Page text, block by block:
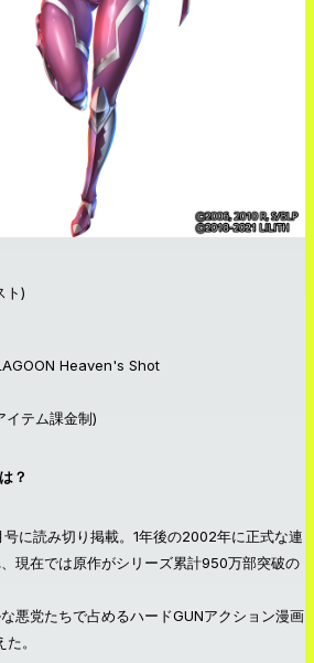
ト)
Heaven's Shot
イテム課金制)
？
に読み切り掲載。1年後の2002年に正式な連
現在では原作がシリーズ累計950万部突破の
悪党たちで占めるハードGUNアクション漫画
。